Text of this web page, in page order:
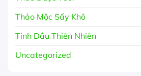
Thảo Mộc Sấy Khô
Tinh Dầu Thiên Nhiên
Uncategorized